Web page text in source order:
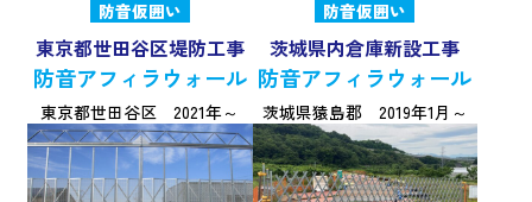
防音仮囲い
東京都世田谷区堤防工事
防音アフィラウォール
東京都世田谷区 2021年～
防音仮囲い
茨城県内倉庫新設工事
防音アフィラウォール
茨城県猿島郡 2019年1月～